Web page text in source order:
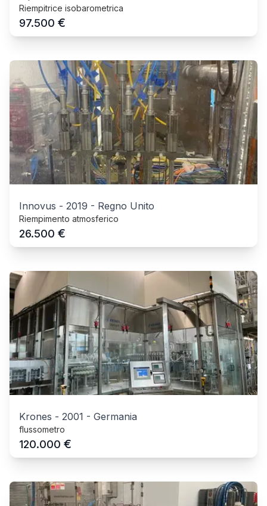
Riempitrice isobarometrica
97.500 €
Innovus - 2019 - Regno Unito
Riempimento atmosferico
26.500 €
Krones - 2001 - Germania
flussometro
120.000 €